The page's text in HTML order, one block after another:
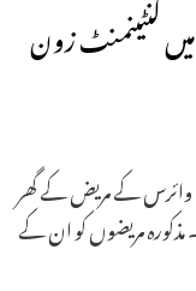
کنٹینمنٹ زون
وائرس کے مریض کے گھر
مذکورہ مریضوں کو ان کے